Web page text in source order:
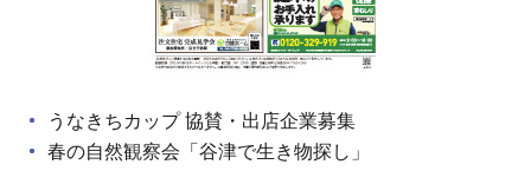
うなきちカップ 協賛・出店企業募集
春の自然観察会「谷津で生き物探し」